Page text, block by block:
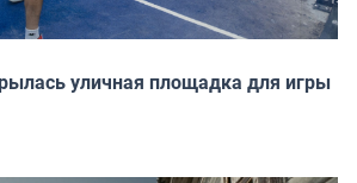
уличная площадка для игры